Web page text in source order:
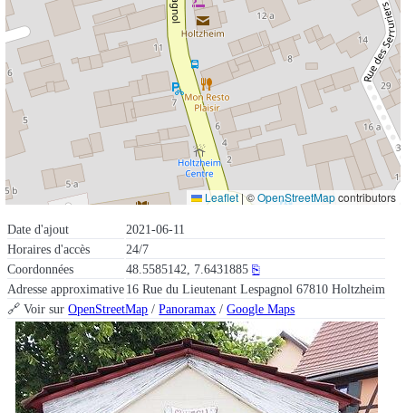
Date d'ajout
2021-06-11
Horaires d'accès
24/7
Coordonnées
48.5585142, 7.6431885 ⎘
Adresse approximative16 Rue du Lieutenant Lespagnol 67810 Holtzheim
🔗 Voir surOpenStreetMap /Panoramax /Google Maps
Leaflet|©OpenStreetMapcontributors